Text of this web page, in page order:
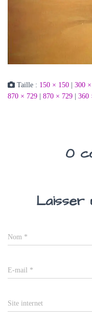
Taille : 150 × 150 | 300
870 × 729 | 870 × 729 | 360
0
Laisser
Nom *
E-mail *
Site internet